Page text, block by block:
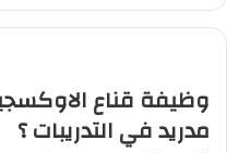
وظيفة قناع
مدريد في التدريبات ؟